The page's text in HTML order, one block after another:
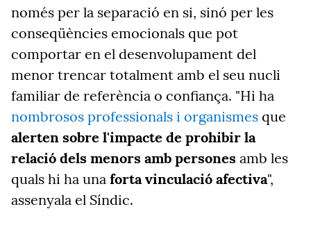
només per la separació en si, sinó per les
conseqüències emocionals que pot
comportar en el desenvolupament del
menor trencar totalment amb el seu nucli
familiar de referència o confiança. "Hi ha
nombrosos professionals i organismes que
alerten sobre l'impacte de prohibir la
relació dels menors amb persones amb les
quals hi ha una forta vinculació afectiva",
assenyala el Síndic.